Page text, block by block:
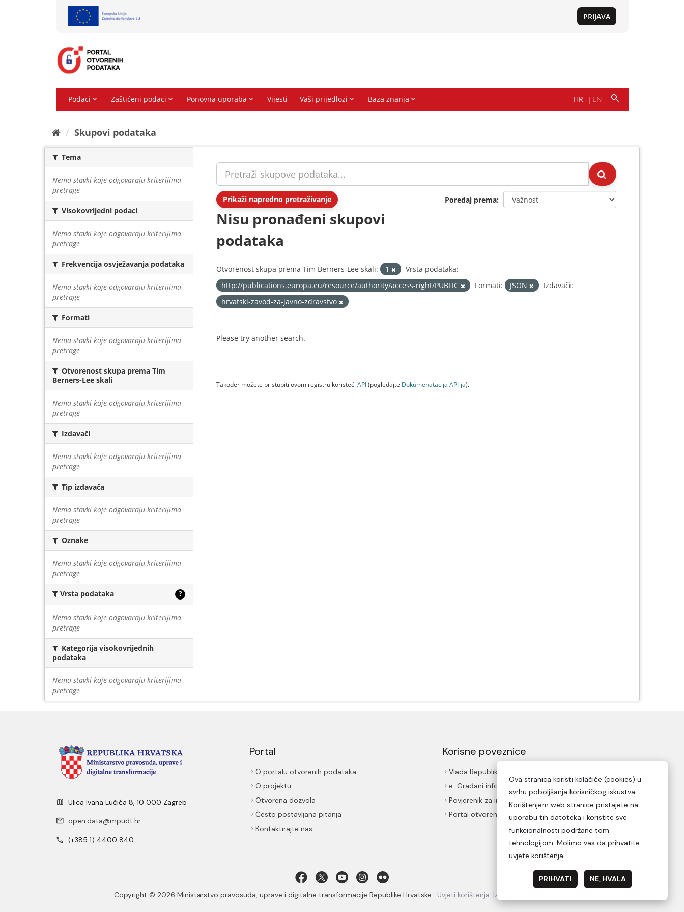
Skupovi podаtаkа
Tema
Nema stavki koje odgovaraju kriterijima
pretrage
Visokovrijedni podaci
Nema stavki koje odgovaraju kriterijima
pretrage
Frekvencija osvježavanja podataka
Nema stavki koje odgovaraju kriterijima
pretrage
Formati
Nema stavki koje odgovaraju kriterijima
pretrage
Otvorenost skupa prema Tim
Berners-Lee skali
Nema stavki koje odgovaraju kriterijima
pretrage
Izdavači
Nema stavki koje odgovaraju kriterijima
pretrage
Tip izdavača
Nema stavki koje odgovaraju kriterijima
pretrage
Oznake
Nema stavki koje odgovaraju kriterijima
pretrage
Vrsta podataka ?
Nema stavki koje odgovaraju kriterijima
pretrage
Kategorija visokovrijednih
podataka
Nema stavki koje odgovaraju kriterijima
pretrage
Prikaži napredno pretraživanje Poredaj prema
Nisu pronađeni skupovi
podataka
Otvorenost skupa prema Tim Berners-Lee skali: 1
Vrsta podataka:
http://publications.europa.eu/resource/authority/access-right/PUBLIC
Formati: JSON
Izdavači:
hrvatski-zavod-za-javno-zdravstvo
Please try another search.
Također možete pristupiti ovom registru koristeći API(pogledajte Dokumenаtаcijа API-jа).